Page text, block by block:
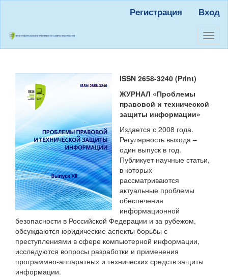
содержанию
Основное
содержание
Боковая
панель
Регистрация Вход
ISSN 2658-3240 (Print)
ЖУРНАЛ «Проблемы
правовой и технической
защиты информации»
Издается с 2008 года.
Регулярность выхода –
один выпуск в год.
Публикует научные статьи,
в которых
рассматриваются
актуальные проблемы
обеспечения
информационной
безопасности в Российской Федерации и за рубежом,
обсуждаются юридические аспекты борьбы с
преступлениями в сфере компьютерной информации,
исследуются вопросы разработки и применения
программно-аппаратных и технических средств защиты
информации.